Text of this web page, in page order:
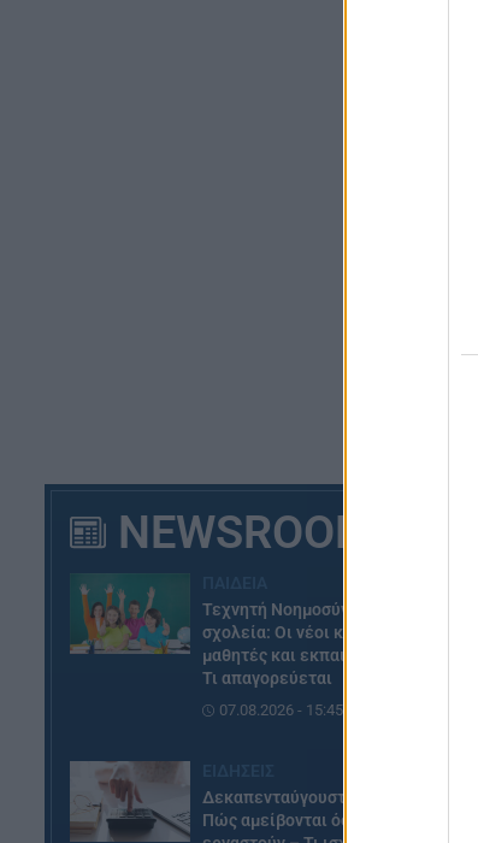
NEWSROOM
Τεχνητή Νοημοσύνη στα
σχολεία: Οι νέοι κανόνες για
μαθητές και εκπαιδευτικούς –
Τι απαγορεύεται
07.08.2026 - 15:45
Δεκαπενταύγουστος 2026:
Πώς αμείβονται όσοι